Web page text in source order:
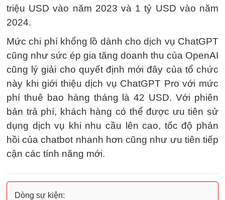
triệu USD vào năm 2023 và 1 tỷ USD vào năm
2024.
Mức chi phí khổng lồ dành cho dịch vụ ChatGPT
cũng như sức ép gia tăng doanh thu của OpenAI
cũng lý giải cho quyết định mới đây của tổ chức
này khi giới thiệu dịch vụ ChatGPT Pro với mức
phí thuê bao hàng tháng là 42 USD. Với phiên
bản trả phí, khách hàng có thể được ưu tiên sử
dụng dịch vụ khi nhu cầu lên cao, tốc độ phản
hồi của chatbot nhanh hơn cũng như ưu tiên tiếp
cận các tính năng mới.
Dòng sự kiện: